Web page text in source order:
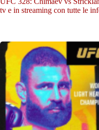
tv e in streaming con tutte le